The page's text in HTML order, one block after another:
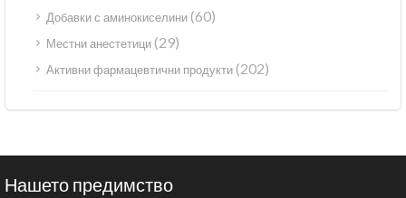
Добавки с аминокиселини(60)
Местни анестетици(29)
Активни фармацевтични продукти(202)
Нашето предимство